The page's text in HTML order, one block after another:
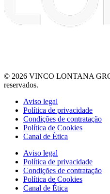
© 2026 VINCO LONTANA
reservados.
Aviso legal
Política de privacidade
Condições de contratação
Política de Cookies
Canal de Ética
Aviso legal
Política de privacidade
Condições de contratação
Política de Cookies
Canal de Ética